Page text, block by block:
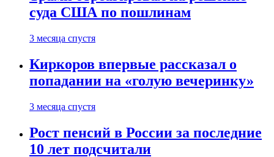
суда США по пошлинам
3 месяца спустя
Киркоров впервые рассказал о
попадании на «голую вечеринку»
3 месяца спустя
Рост пенсий в России за последние
10 лет подсчитали